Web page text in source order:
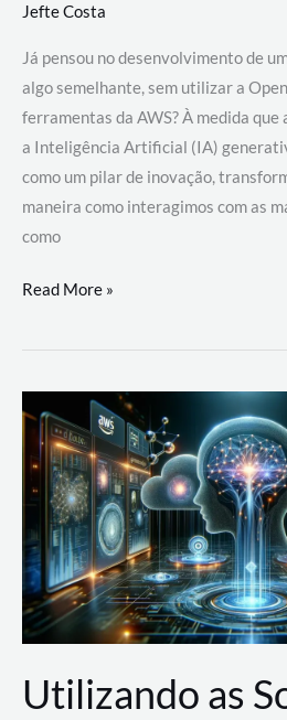
Jefte Costa
Já pensou no desenvolvimento de
algo semelhante, sem utilizar a
ferramentas da AWS? À medida
a Inteligência Artificial (IA)
como um pilar de inovação,
maneira como interagimos com as
como
Desenvolvimento
um
com
AWS
Read More »
Utilizando as